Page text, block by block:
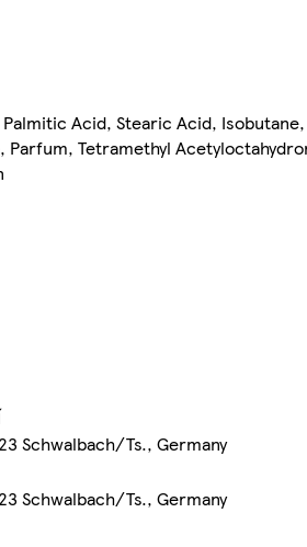
Acid, Stearic Acid,
Parfum, Tetramethyl
Schwalbach/Ts., Germany
Schwalbach/Ts., Germany